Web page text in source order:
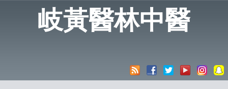
岐黃醫林中醫